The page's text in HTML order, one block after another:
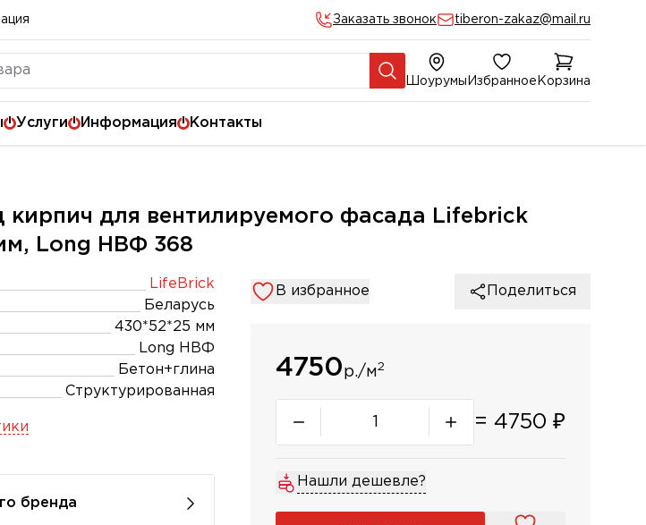
Заказать звонок tiberon-zakaz@mail.ru
Шоурумы Избранное Корзина
Услуги Информация Контакты
кирпич для вентилируемого фасада Lifebrick
Long НВФ 368
LifeBrick
Беларусь
430*52*25 мм
Long НВФ
Бетон+глина
Структурированная
бренда
В избранное Поделиться
4750р./м2
= 4750 ₽
Нашли дешевле?